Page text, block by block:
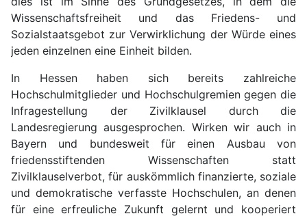
Wissenschaftsfreiheit und das Friedens- und
Sozialstaatsgebot zur Verwirklichung der Würde eines
jeden einzelnen eine Einheit bilden.
In Hessen haben sich bereits zahlreiche
Hochschulmitglieder und Hochschulgremien gegen die
Infragestellung der Zivilklausel durch die
Landesregierung ausgesprochen. Wirken wir auch in
Bayern und bundesweit für einen Ausbau von
friedensstiftenden Wissenschaften statt
Zivilklauselverbot, für auskömmlich finanzierte, soziale
und demokratische verfasste Hochschulen, an denen
für eine erfreuliche Zukunft gelernt und kooperiert